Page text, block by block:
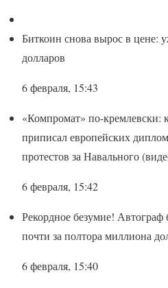
Биткоин снова вырос в цене:
долларов
6 февраля, 15:43
«Компромат» по-кремлевски:
приписал европейских
протестов за Навального
6 февраля, 15:42
Рекордное безумие! Автограф
почти за полтора миллиона
6 февраля, 15:40